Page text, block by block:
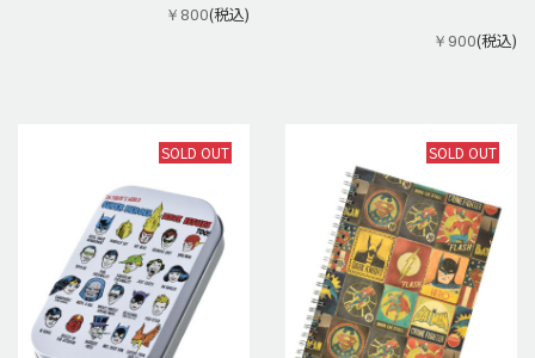
￥800(税込)
￥900(税込)
SOLD OUT SOLD OUT